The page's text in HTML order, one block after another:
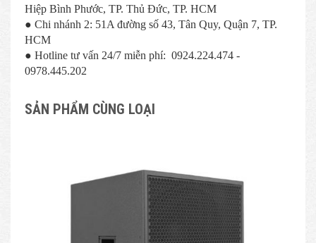
Hiệp Bình Phước, TP. Thủ Đức, TP. HCM
● Chi nhánh 2: 51A đường số 43, Tân Quy, Quận 7, TP.
HCM
● Hotline tư vấn 24/7 miễn phí: 0924.224.474 -
0978.445.202
SẢN PHẨM CÙNG LOẠI